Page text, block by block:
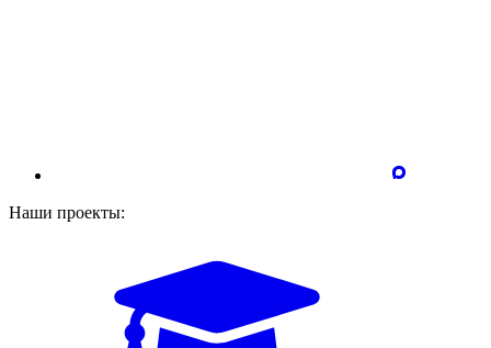
Наши проекты: